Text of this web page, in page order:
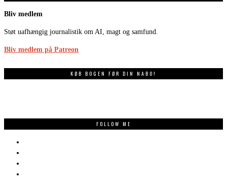
Bliv medlem
Støt uafhængig journalistik om AI, magt og samfund.
Bliv medlem på Patreon
KØB BOGEN FØR DIN NABO!
FOLLOW ME